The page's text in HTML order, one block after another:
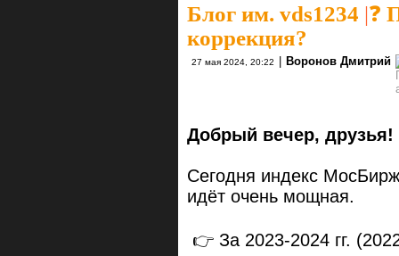
Блог им. vds1234 |❓
коррекция?
27 мая 2024, 20:22 Воронов Дмитрий
Добрый вечер, друзья!
Сегодня индекс
идёт очень мощная.
👉 За 2023-2024 гг.